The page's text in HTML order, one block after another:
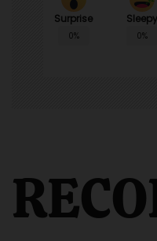
Surprise
0%
Sleepy
0%